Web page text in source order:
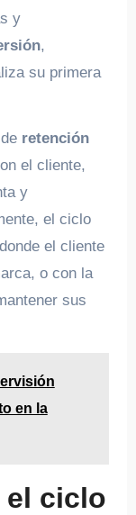
y
,
su primera
retención
el cliente,
y
el ciclo
el cliente
o con la
sus
en la
el ciclo